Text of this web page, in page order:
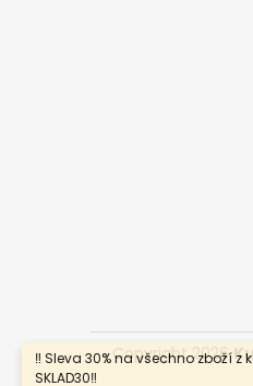
‼️ Sleva 30% na všechno zboží z
SKLAD30‼️
Copyright 2026